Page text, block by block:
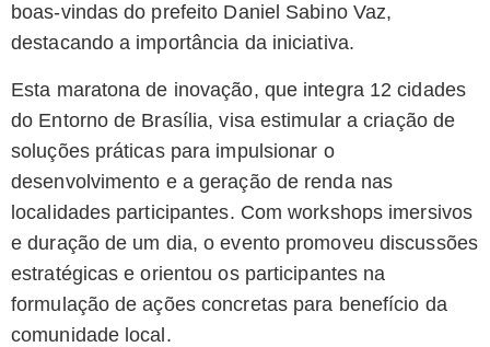
boas-vindas do prefeito Daniel Sabino Vaz,
destacando a importância da iniciativa.
Esta maratona de inovação, que integra 12 cidades
do Entorno de Brasília, visa estimular a criação de
soluções práticas para impulsionar o
desenvolvimento e a geração de renda nas
localidades participantes. Com workshops imersivos
e duração de um dia, o evento promoveu discussões
estratégicas e orientou os participantes na
formulação de ações concretas para benefício da
comunidade local.